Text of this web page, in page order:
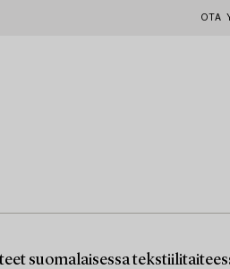
OTA
suomalaisessa